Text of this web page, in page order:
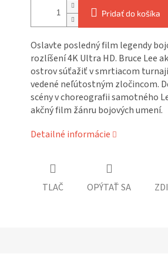
Pridať do košíka
Oslavte posledný film legendy
rozlíšení 4K Ultra HD. Bruce Lee
ostrov súťažiť v smrtiacom
vedené neľútostným zločincom.
scény v choreografii samotného
akčný film žánru bojových umení.
Detailné informácie
TLAČ OPÝTAŤ SA